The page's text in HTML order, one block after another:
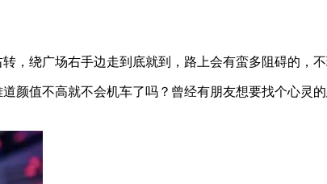
，绕广场右手边走到底就到，路上会有蛮多阻碍的，不
颜值不高就不会机车了吗？曾经有朋友想要找个心灵